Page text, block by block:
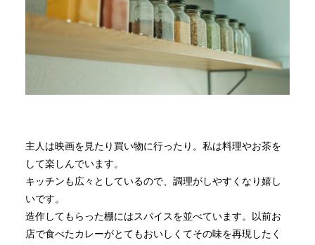
主人は映画を見たり買い物に行ったり。私は料理やお茶を
して楽しんでいます。
キッチンも広々としているので、調理がしやすくなり嬉し
いです。
造作してもらった棚にはスパイスを並べています。以前お
店で食べたカレーがとてもおいしくてその味を再現したく